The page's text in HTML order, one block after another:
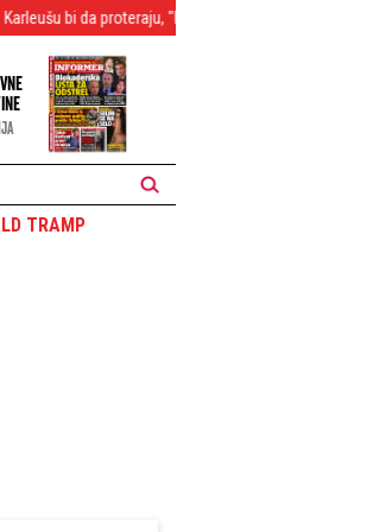
proteraju, "bode" im oči
TRAMP